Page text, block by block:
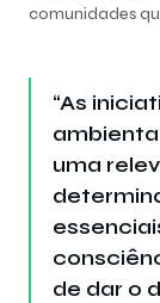
comunidades
“As
uma
de dar o